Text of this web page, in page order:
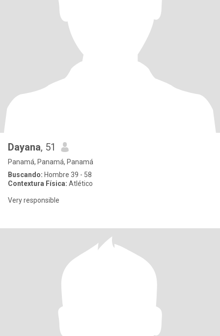
Dayana, 51
Panamá, Panamá, Panamá
Buscando: Hombre 39 - 58
Contextura Física: Atlético
Very responsible